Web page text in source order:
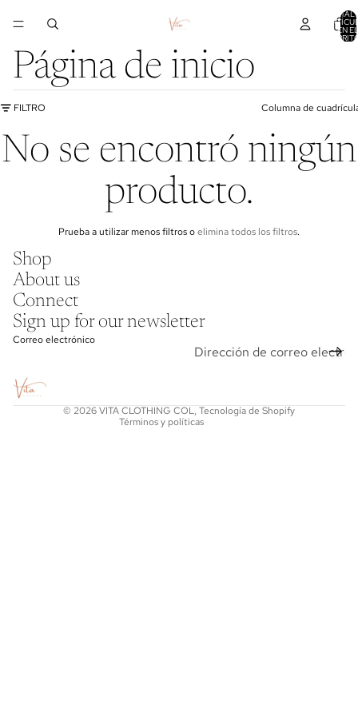
TOTAL
EN EL
Página de inicio
FILTRO Columna de
No se encontró ningún
producto.
Prueba a utilizar menos filtros oelimina todos los filtros.
Shop
About us
Connect
Sign up for our newsletter
Correo electrónico
© 2026VITA CLOTHING COL,Tecnología de Shopify
Términos y políticas
Política de reembolso